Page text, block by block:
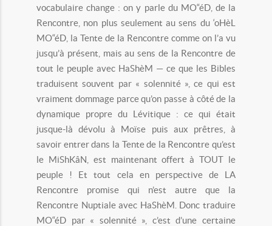
vocabulaire change : on y parle du MO“éD, de la
Rencontre, non plus seulement au sens du ‘oHèL
MO“éD, la Tente de la Rencontre comme on l’a vu
jusqu’à présent, mais au sens de la Rencontre de
tout le peuple avec HaShèM — ce que les Bibles
traduisent souvent par « solennité », ce qui est
vraiment dommage parce qu’on passe à côté de la
dynamique propre du Lévitique : ce qui était
jusque-là dévolu à Moïse puis aux prêtres, à
savoir entrer dans la Tente de la Rencontre qu’est
le MiShKâN, est maintenant offert à TOUT le
peuple ! Et tout cela en perspective de LA
Rencontre promise qui n’est autre que la
Rencontre Nuptiale avec HaShèM. Donc traduire
MO“éD par « solennité », c’est d’une certaine